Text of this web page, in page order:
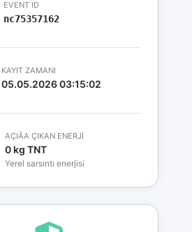
EVENT ID
nc75357162
KAYIT ZAMANI
05.05.2026 03:15:02
AÇIÄA ÇIKAN ENERJİ
0 kg TNT
Yerel sarsıntı enerjisi